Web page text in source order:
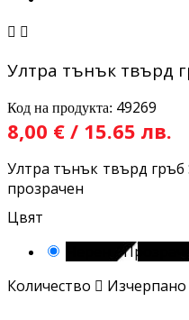
 
Ултра тънък твърд
Код на продукта: 49269
8,00 € / 15.65 лв.
Ултра тънък твърд гръб
прозрачен
Цвят
Черен /
Количество  Изчерпано